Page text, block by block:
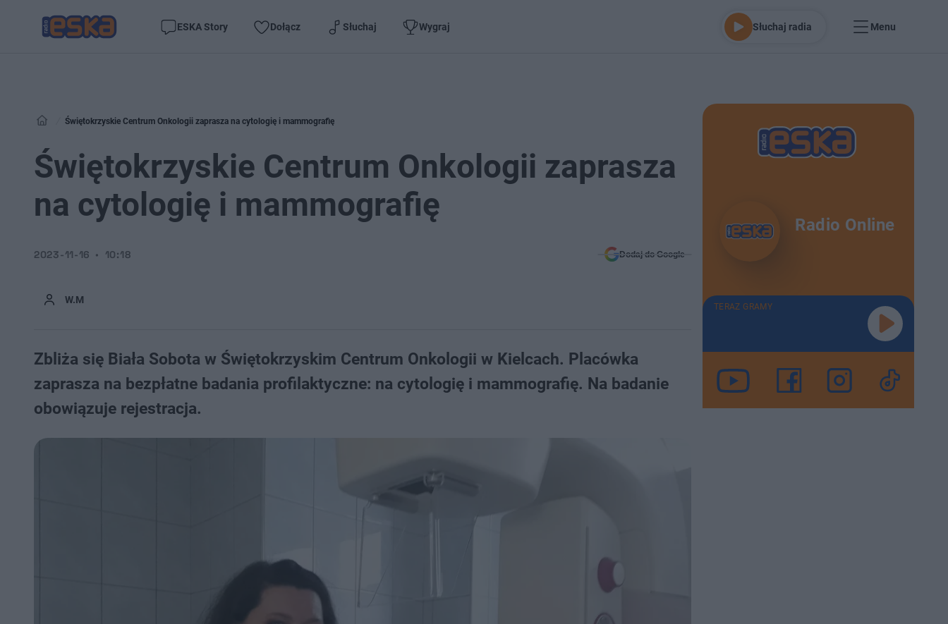
ESKA Story Dołącz Słuchaj Wygraj Słuchaj radia Menu
Świętokrzyskie Centrum Onkologii zaprasza na cytologię i mammografię
Świętokrzyskie Centrum Onkologii zaprasza
na cytologię i mammografię
W.M
2023-11-16 10:18 Dodaj do Google
Zbliża się Biała Sobota w Świętokrzyskim Centrum Onkologii w Kielcach. Placówka
zaprasza na bezpłatne badania profilaktyczne: na cytologię i mammografię. Na badanie
obowiązuje rejestracja.
Radio Online
TERAZ GRAMY